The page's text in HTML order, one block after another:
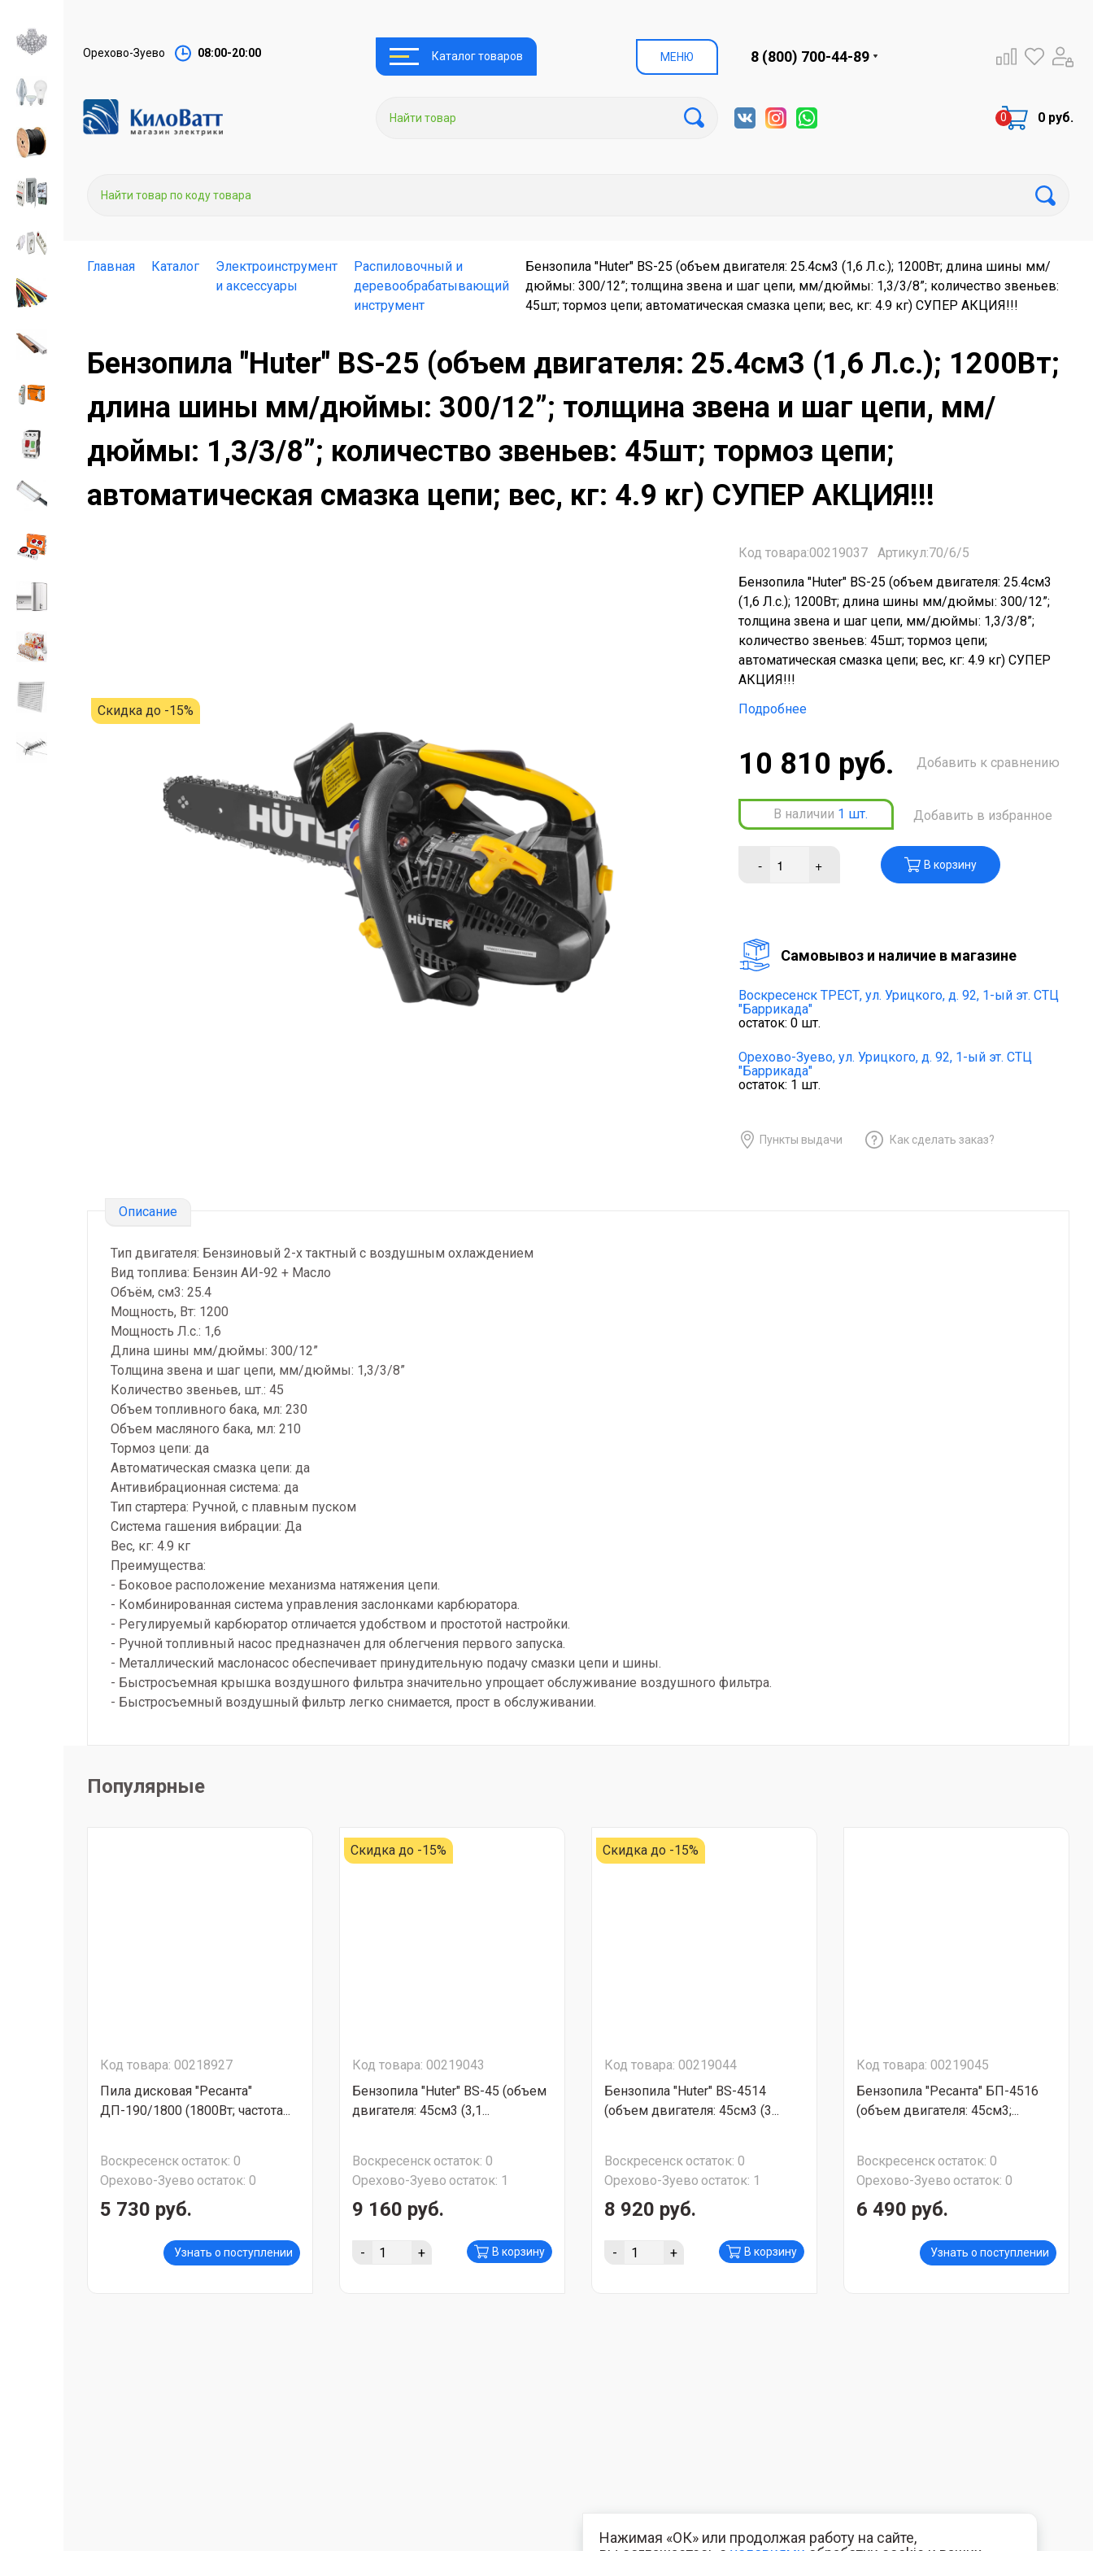
Орехово-Зуево 08:00-20:00 Каталог товаров МЕНЮ 8 (800) 700-44-89
0 руб.
Главная Каталог
Электроинструмент
и аксессуары
Распиловочный и
деревообрабатывающий
инструмент
Бензопила "Huter" BS-25 (объем двигателя: 25.4см3 (1,6 Л.с.); 1200Вт; длина шины мм/
дюймы: 300/12”; толщина звена и шаг цепи, мм/дюймы: 1,3/3/8”; количество звеньев:
45шт; тормоз цепи; автоматическая смазка цепи; вес, кг: 4.9 кг) СУПЕР АКЦИЯ!!!
Бензопила "Huter" BS-25 (объем двигателя: 25.4см3 (1,6 Л.с.); 1200Вт;
длина шины мм/дюймы: 300/12”; толщина звена и шаг цепи, мм/
дюймы: 1,3/3/8”; количество звеньев: 45шт; тормоз цепи;
автоматическая смазка цепи; вес, кг: 4.9 кг) СУПЕР АКЦИЯ!!!
Скидка до -15%
Код товара:00219037
Артикул:70/6/5
Бензопила "Huter" BS-25 (объем двигателя: 25.4см3
(1,6 Л.с.); 1200Вт; длина шины мм/дюймы: 300/12”;
толщина звена и шаг цепи, мм/дюймы: 1,3/3/8”;
количество звеньев: 45шт; тормоз цепи;
автоматическая смазка цепи; вес, кг: 4.9 кг) СУПЕР
АКЦИЯ!!!
Подробнее
10 810 руб.
В наличии 1 шт.
Добавить к сравнению
Добавить в избранное
- + В корзину
Cамовывоз и наличие в магазине
Воскресенск ТРЕСТ, ул. Урицкого, д. 92, 1-ый эт. СТЦ
"Баррикада"
остаток: 0 шт.
Орехово-Зуево, ул. Урицкого, д. 92, 1-ый эт. СТЦ
"Баррикада"
остаток: 1 шт.
Пункты выдачи Как сделать заказ?
Описание
Тип двигателя: Бензиновый 2-х тактный с воздушным охлаждением
Вид топлива: Бензин АИ-92 + Масло
Объём, см3: 25.4
Мощность, Вт: 1200
Мощность Л.с.: 1,6
Длина шины мм/дюймы: 300/12”
Толщина звена и шаг цепи, мм/дюймы: 1,3/3/8”
Количество звеньев, шт.: 45
Объем топливного бака, мл: 230
Объем масляного бака, мл: 210
Тормоз цепи: да
Автоматическая смазка цепи: да
Антивибрационная система: да
Тип стартера: Ручной, с плавным пуском
Система гашения вибрации: Да
Вес, кг: 4.9 кг
Преимущества:
- Боковое расположение механизма натяжения цепи.
- Комбинированная система управления заслонками карбюратора.
- Регулируемый карбюратор отличается удобством и простотой настройки.
- Ручной топливный насос предназначен для облегчения первого запуска.
- Металлический маслонасос обеспечивает принудительную подачу смазки цепи и шины.
- Быстросъемная крышка воздушного фильтра значительно упрощает обслуживание воздушного фильтра.
- Быстросъемный воздушный фильтр легко снимается, прост в обслуживании.
Популярные
Код товара: 00218927
Пила дисковая "Ресанта"
ДП-190/1800 (1800Вт; частота...
Воскресенскостаток: 0
Орехово-Зуево остаток: 0
5 730 руб.
Узнать о поступлении
Скидка до -15%
Код товара: 00219043
Бензопила "Huter" BS-45 (объем
двигателя: 45см3 (3,1...
Воскресенскостаток: 0
Орехово-Зуево остаток: 1
9 160 руб.
- + В корзину
Скидка до -15%
Код товара: 00219044
Бензопила "Huter" BS-4514
(объем двигателя: 45см3 (3...
Воскресенскостаток: 0
Орехово-Зуево остаток: 1
8 920 руб.
- + В корзину
Код товара: 00219045
Бензопила "Ресанта" БП-4516
(объем двигателя: 45см3;...
Воскресенскостаток: 0
Орехово-Зуево остаток: 0
6 490 руб.
Узнать о поступлении
Нажимая «ОК» или продолжая работу на сайте,